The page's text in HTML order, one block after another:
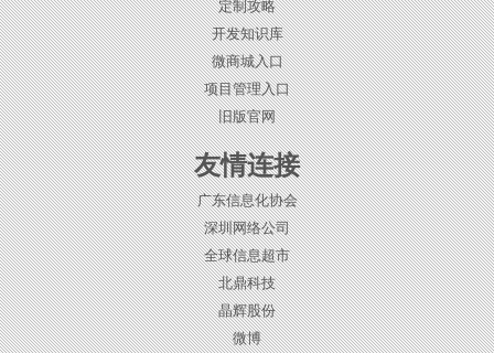
定制攻略
开发知识库
微商城入口
项目管理入口
旧版官网
友情连接
广东信息化协会
深圳网络公司
全球信息超市
北鼎科技
晶辉股份
微博